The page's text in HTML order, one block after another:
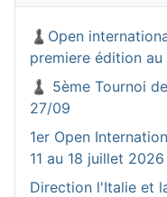
♟️Open
premiere édition au
♟️ 5ème Tournoi
27/09
1er Open
11 au 18 juillet 2026
Direction l'Italie et